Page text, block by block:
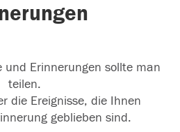
und Erinnerungen sollte man
teilen.
die Ereignisse, die Ihnen
geblieben sind.